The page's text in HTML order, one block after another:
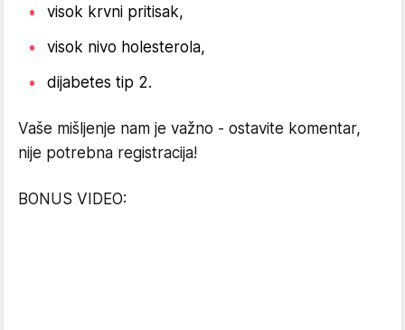
visok krvni pritisak,
visok nivo holesterola,
dijabetes tip 2.
Vaše mišljenje nam je važno - ostavite komentar,
nije potrebna registracija!
BONUS VIDEO: